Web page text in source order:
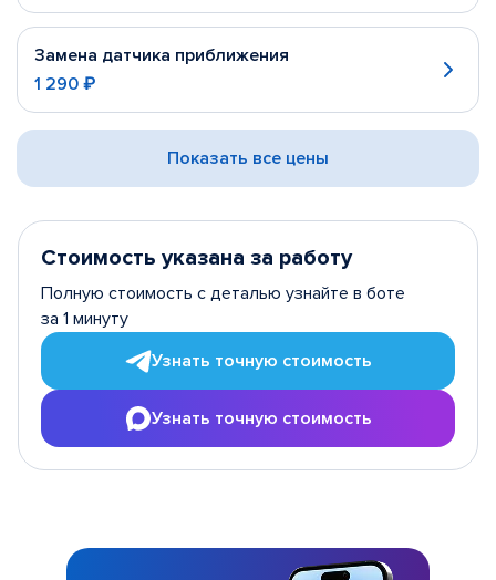
Замена датчика приближения
1 290 ₽
Показать все цены
Стоимость указана за работу
Полную стоимость с деталью узнайте в боте
за 1 минуту
Узнать точную стоимость
Узнать точную стоимость